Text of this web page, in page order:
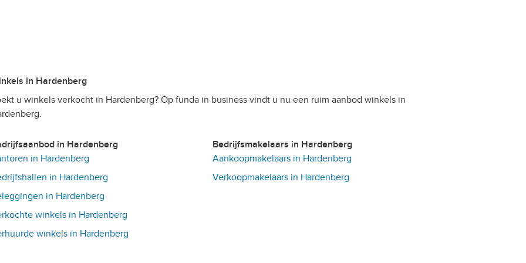
in Hardenberg
u winkels verkocht in Hardenberg? Op funda in business vindt u nu een ruim aanbod winkels in
in Hardenberg
in Hardenberg
in Hardenberg
in Hardenberg
winkels in Hardenberg
winkels in Hardenberg
Bedrijfsmakelaars in Hardenberg
Aankoopmakelaars in Hardenberg
Verkoopmakelaars in Hardenberg